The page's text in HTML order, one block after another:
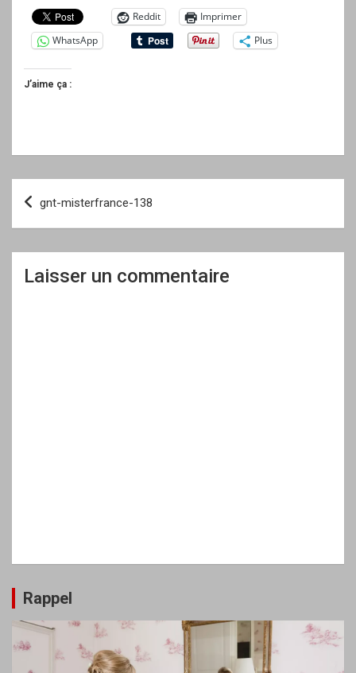
Reddit
Imprimer
WhatsApp
Plus
J’aime ça :
Navigation
gnt-misterfrance-138
Laisser un commentaire
Rappel